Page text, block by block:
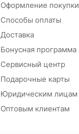
Оформление покупки
Способы оплаты
Доставка
Бонусная программа
Сервисный центр
Подарочные карты
Юридическим лицам
Оптовым клиентам